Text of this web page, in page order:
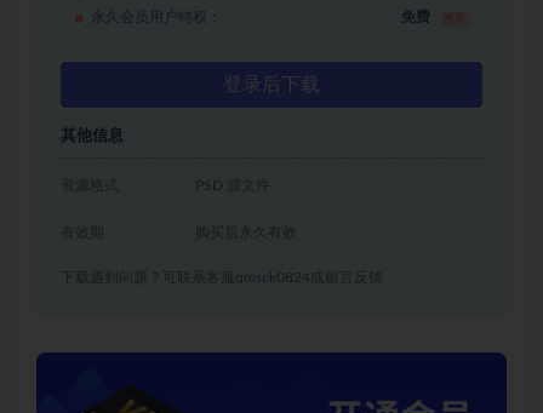
永久会员用户特权： 免费
登录后下载
其他信息
资源格式 PSD 源文件
有效期 购买后永久有效
下载遇到问题？可联系客服qmsck0824或留言反馈